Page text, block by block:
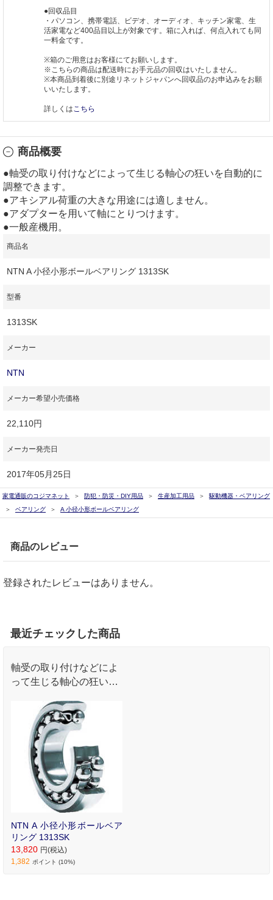
●回収品目
・パソコン、携帯電話、ビデオ、オーディオ、キッチン家電、生
活家電など400品目以上が対象です。箱に入れば、何点入れても同
一料金です。
※箱のご用意はお客様にてお願いします。
※こちらの商品は配送時にお手元品の回収はいたしません。
※本商品到着後に別途リネットジャパンへ回収品のお申込みをお願
いいたします。
詳しくはこちら
商品概要
●軸受の取り付けなどによって生じる軸心の狂いを自動的に
調整できます。
●アキシアル荷重の大きな用途には適しません。
●アダプターを用いて軸にとりつけます。
●一般産機用。
商品名
NTN A 小径小形ボールベアリング 1313SK
型番
1313SK
メーカー
NTN
メーカー希望小売価格
22,110円
メーカー発売日
2017年05月25日
家電通販のコジマネット 防犯・防災・DIY用品 生産加工用品
駆動機器・ベアリング
ベアリング
A 小径小形ボールベアリング
商品のレビュー
登録されたレビューはありません。
最近チェックした商品
軸受の取り付けなどによ
って生じる軸心の狂いを
NTN A 小径小形ボールベア
リング 1313SK
13,820 円(税込)
1,382 ポイント (10%)